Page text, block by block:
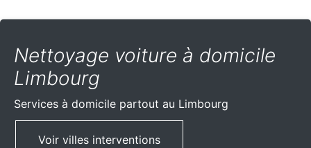
Nettoyage voiture à domicile
Limbourg
Services à domicile partout au Limbourg
Voir villes interventions